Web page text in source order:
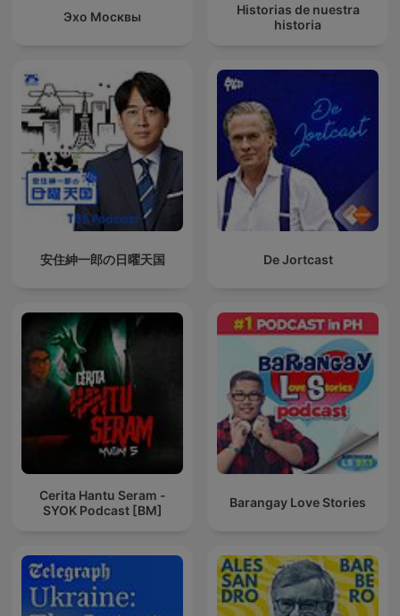
Эхо Москвы
Historias de nuestra
historia
安住紳一郎の日曜天国 De Jortcast
Cerita Hantu Seram -
SYOK Podcast [BM]
Barangay Love Stories